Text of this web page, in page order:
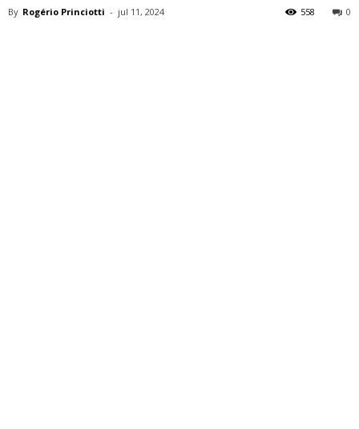
By Rogério Princiotti - jul 11, 2024 0
558